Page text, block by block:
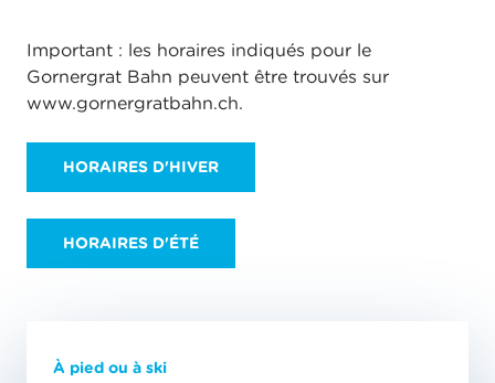
Important : les horaires indiqués pour le
Gornergrat Bahn peuvent être trouvés sur
www.gornergratbahn.ch.
HORAIRES D'HIVER
HORAIRES D'ÉTÉ
À pied ou à ski